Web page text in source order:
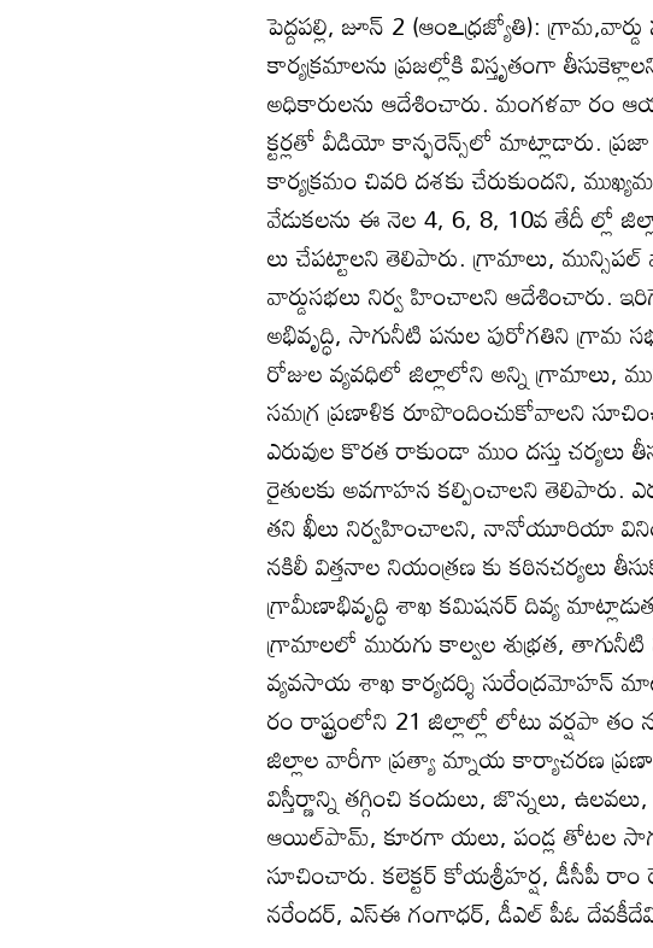
పెద్దపల్లి, జూన్‌ 2 (ఆంఽధ్రజ్యోతి):
కార్యక్రమాలను ప్రజల్లోకి విస్తృతంగా
అధికారులను ఆదేశించారు. మంగళవా రం
క్టర్లతో వీడియో కాన్ఫరెన్స్‌లో మాట్లాడారు.
కార్యక్రమం చివరి దశకు చేరుకుందని,
వేడుకలను ఈ నెల 4, 6, 8, 10వ తేదీ ల్లో
లు చేపట్టాలని తెలిపారు. గ్రామాలు,
వార్డుసభలు నిర్వ హించాలని ఆదేశించారు.
అభివృద్ధి, సాగునీటి పనుల పురోగతిని గ్రామ
రోజుల వ్యవధిలో జిల్లాలోని అన్ని గ్రామాలు,
సమగ్ర ప్రణాళిక రూపొందించుకోవాలని
ఎరువుల కొరత రాకుండా ముం దస్తు
రైతులకు అవగాహన కల్పించాలని తెలిపారు.
తని ఖీలు నిర్వహించాలని, నానోయూరియా
నకిలీ విత్తనాల నియంత్రణ కు
గ్రామీణాభివృద్ధి శాఖ కమిషనర్‌ దివ్య
గ్రామాలలో మురుగు కాల్వల శుభ్రత,
వ్యవసాయ శాఖ కార్యదర్శి సురేంద్రమోహన్‌
రం రాష్ట్రంలోని 21 జిల్లాల్లో లోటు వర్షపా
జిల్లాల వారీగా ప్రత్యా మ్నాయ కార్యాచరణ
విస్తీర్ణాన్ని తగ్గించి కందులు, జొన్నలు,
ఆయిల్‌పామ్‌, కూరగా యలు, పండ్ల తోటల
సూచించారు. కలెక్టర్‌ కోయశ్రీహర్ష, డీసీపీ రాం
నరేందర్‌, ఎస్‌ఈ గంగాధర్‌, డీఎల్‌ పీఓ